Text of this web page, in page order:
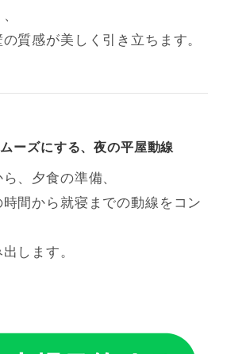
質感が美しく引き立ちます。
ーズにする、夜の平屋動線
、夕食の準備、
間から就寝までの動線をコン
します。